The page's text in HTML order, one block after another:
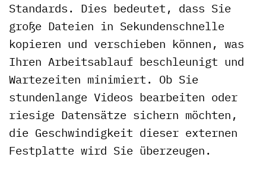
Standards. Dies bedeutet, dass Sie
große Dateien in Sekundenschnelle
kopieren und verschieben können, was
Ihren Arbeitsablauf beschleunigt und
Wartezeiten minimiert. Ob Sie
stundenlange Videos bearbeiten oder
riesige Datensätze sichern möchten,
die Geschwindigkeit dieser externen
Festplatte wird Sie überzeugen.